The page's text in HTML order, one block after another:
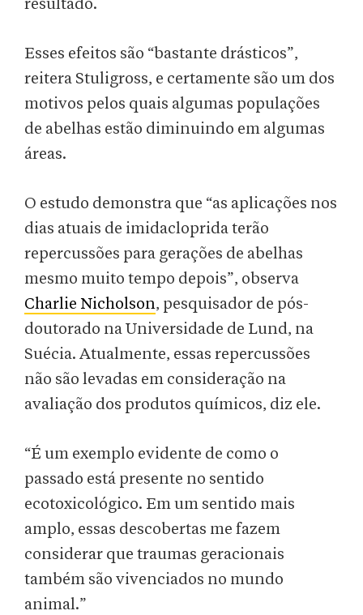
resultado.
Esses efeitos são “bastante drásticos”,
reitera Stuligross, e certamente são um dos
motivos pelos quais algumas populações
de abelhas estão diminuindo em algumas
áreas.
O estudo demonstra que “as aplicações nos
dias atuais de imidacloprida terão
repercussões para gerações de abelhas
mesmo muito tempo depois”, observa
Charlie Nicholson, pesquisador de pós-
doutorado na Universidade de Lund, na
Suécia. Atualmente, essas repercussões
não são levadas em consideração na
avaliação dos produtos químicos, diz ele.
“É um exemplo evidente de como o
passado está presente no sentido
ecotoxicológico. Em um sentido mais
amplo, essas descobertas me fazem
considerar que traumas geracionais
também são vivenciados no mundo
animal.”